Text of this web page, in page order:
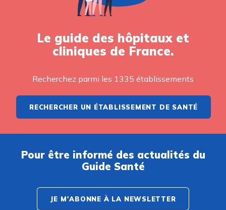
Le guide des hôpitaux et
cliniques de France.
Recherchez parmi les 1335 établissements
RECHERCHER UN ÉTABLISSEMENT DE SANTÉ
Pour être informé des actualités du
Guide Santé
JE M'ABONNE À LA NEWSLETTER